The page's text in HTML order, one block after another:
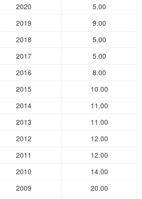
2020
5.00
2019
9.00
2018
5.00
2017
5.00
2016
8.00
2015
10.00
2014
11.00
2013
11.00
2012
12.00
2011
12.00
2010
14.00
2009
20.00